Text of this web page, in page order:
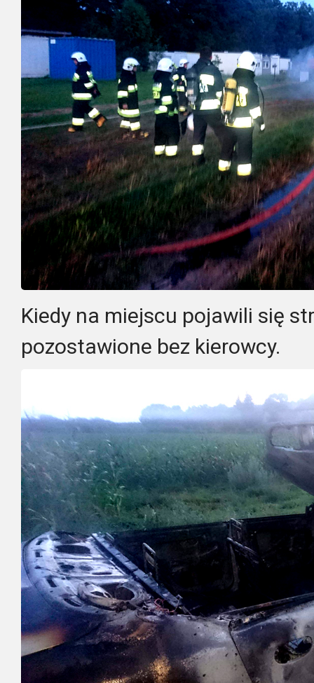
Kiedy na miejscu pojawili się
pozostawione bez kierowcy.